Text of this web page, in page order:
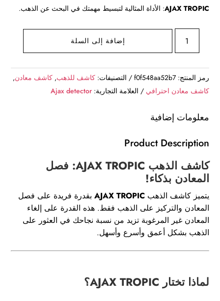
AJAX TROPIC: الأداة المثالية لتبسيط مهمتك في البحث عن الذهب.
للذهب
فقط
إضافة إلى السلة
رمز المنتج:f0f548aa52b7 التصنيفات:كاشف للذهب,كاشف معادن,
كاشف معادن احترافي
العلامة التجارية:Ajax detector
معلومات إضافية
Product Description
كاشف الذهب AJAX TROPIC: فصل
المعادن بذكاء!
يتميز كاشف الذهبAJAX TROPIC بقدرة فريدة على فصل
المعادن والتركيز على الذهب فقط. هذه القدرة على إلغاء
المعادن غير المرغوبة تزيد من نسبة نجاحك في العثور على
الذهب بشكل أعمق وأسرع وأسهل.
لماذا تختار AJAX TROPIC؟